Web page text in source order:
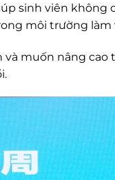
sinh viên không
môi trường làm
và muốn nâng cao